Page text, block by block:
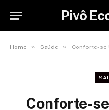
Pivô
Home » Saúde » Conforte-se
Conforte-